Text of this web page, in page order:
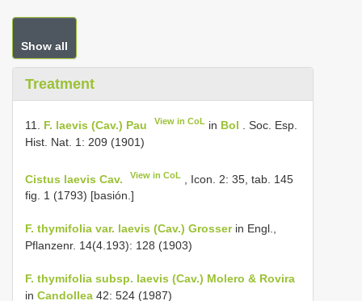
Show all
Treatment
11. F. laevis (Cav.) Pau View in CoL in Bol . Soc. Esp.
Hist. Nat. 1: 209 (1901)
Cistus laevis Cav. View in CoL
, Icon. 2: 35, tab. 145
fig. 1 (1793) [basión.]
F. thymifolia var. laevis (Cav.) Grosserin Engl.,
Pflanzenr. 14(4.193): 128 (1903)
F. thymifolia subsp. laevis (Cav.) Molero & Rovira
in Candollea 42: 524 (1987)